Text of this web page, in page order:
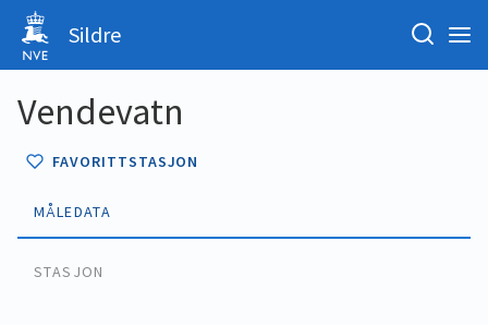
Sildre
Vendevatn
FAVORITTSTASJON
MÅLEDATA
STASJON